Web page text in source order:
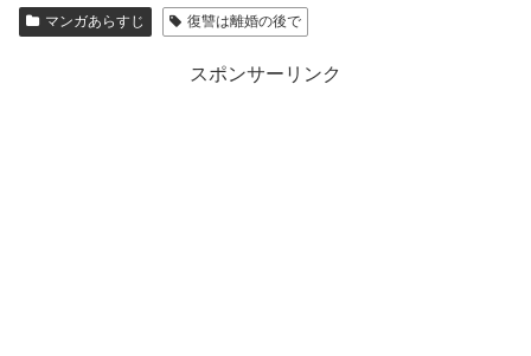
マンガあらすじ 復讐は離婚の後で
スポンサーリンク